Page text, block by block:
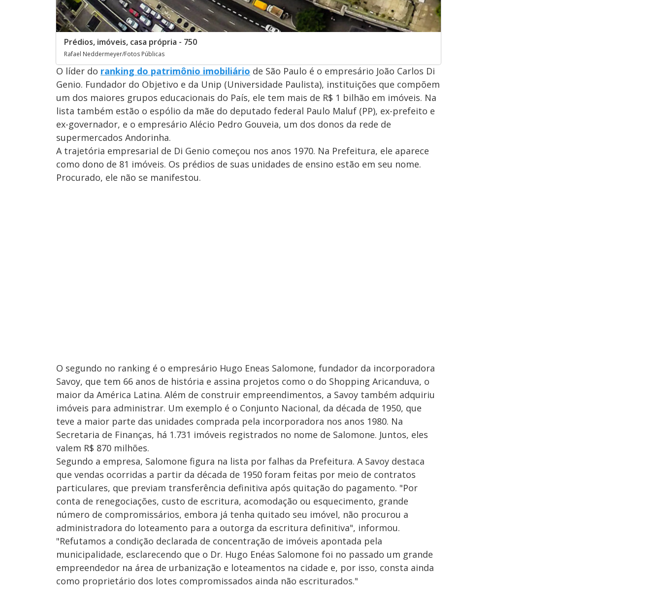
Prédios, imóveis, casa própria - 750
Rafael Neddermeyer/Fotos Públicas
O líder do ranking do patrimônio imobiliário de São Paulo é o empresário João Carlos Di
Genio. Fundador do Objetivo e da Unip (Universidade Paulista), instituições que compõem
um dos maiores grupos educacionais do País, ele tem mais de R$ 1 bilhão em imóveis. Na
lista também estão o espólio da mãe do deputado federal Paulo Maluf (PP), ex-prefeito e
ex-governador, e o empresário Alécio Pedro Gouveia, um dos donos da rede de
supermercados Andorinha.
A trajetória empresarial de Di Genio começou nos anos 1970. Na Prefeitura, ele aparece
como dono de 81 imóveis. Os prédios de suas unidades de ensino estão em seu nome.
Procurado, ele não se manifestou.
O segundo no ranking é o empresário Hugo Eneas Salomone, fundador da incorporadora
Savoy, que tem 66 anos de história e assina projetos como o do Shopping Aricanduva, o
maior da América Latina. Além de construir empreendimentos, a Savoy também adquiriu
imóveis para administrar. Um exemplo é o Conjunto Nacional, da década de 1950, que
teve a maior parte das unidades comprada pela incorporadora nos anos 1980. Na
Secretaria de Finanças, há 1.731 imóveis registrados no nome de Salomone. Juntos, eles
valem R$ 870 milhões.
Segundo a empresa, Salomone figura na lista por falhas da Prefeitura. A Savoy destaca
que vendas ocorridas a partir da década de 1950 foram feitas por meio de contratos
particulares, que previam transferência definitiva após quitação do pagamento. "Por
conta de renegociações, custo de escritura, acomodação ou esquecimento, grande
número de compromissários, embora já tenha quitado seu imóvel, não procurou a
administradora do loteamento para a outorga da escritura definitiva", informou.
"Refutamos a condição declarada de concentração de imóveis apontada pela
municipalidade, esclarecendo que o Dr. Hugo Enéas Salomone foi no passado um grande
empreendedor na área de urbanização e loteamentos na cidade e, por isso, consta ainda
como proprietário dos lotes compromissados ainda não escriturados."